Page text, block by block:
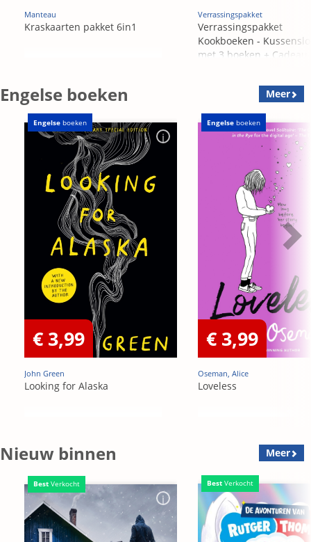
Manteau
Kraskaarten pakket 6in1
Verrassingspakket
Verrassingspakket
Kookboeken -
met 3 boeken + Cadeau
Engelse boeken Meer
Engelse boeken
€ 3,99
John Green
Looking for Alaska
Engelse boeken
€ 3,99
Oseman, Alice
Loveless
Nieuw binnen Meer
Best Verkocht Best Verkocht